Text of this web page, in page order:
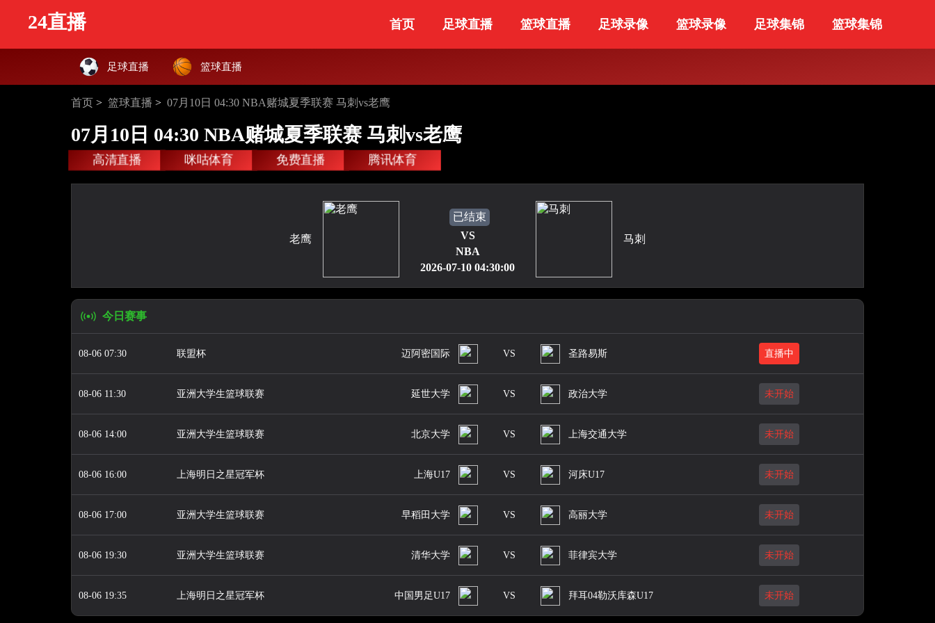
24直播 首页 足球直播 篮球直播 足球录像 篮球录像 足球集锦 篮球集锦
足球直播 篮球直播
首页 > 篮球直播 > 07月10日 04:30 NBA赌城夏季联赛 马刺vs老鹰
07月10日 04:30 NBA赌城夏季联赛 马刺vs老鹰
高清直播 咪咕体育 免费直播 腾讯体育
老鹰
已结束
VS
NBA
2026-07-10 04:30:00
马刺
今日赛事
08-06 07:30 联盟杯 迈阿密国际 VS 圣路易斯 直播中
08-06 11:30 亚洲大学生篮球联赛 延世大学 VS 政治大学 未开始
08-06 14:00 亚洲大学生篮球联赛 北京大学 VS 上海交通大学 未开始
08-06 16:00 上海明日之星冠军杯 上海U17 VS 河床U17 未开始
08-06 17:00 亚洲大学生篮球联赛 早稻田大学 VS 高丽大学 未开始
08-06 19:30 亚洲大学生篮球联赛 清华大学 VS 菲律宾大学 未开始
08-06 19:35 上海明日之星冠军杯 中国男足U17 VS 拜耳04勒沃库森U17 未开始